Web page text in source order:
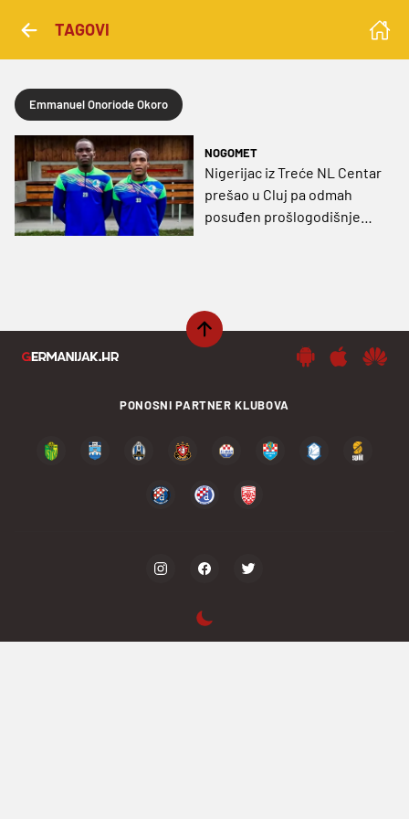
TAGOVI
Emmanuel Onoriode Okoro
NOGOMET
Nigerijac iz Treće NL Centar
prešao u Cluj pa odmah
posuđen prošlogodišnjem
PONOSNI PARTNER KLUBOVA